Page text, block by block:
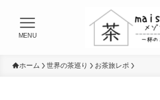
MENU
ホーム 世界の茶巡り お茶旅レポ